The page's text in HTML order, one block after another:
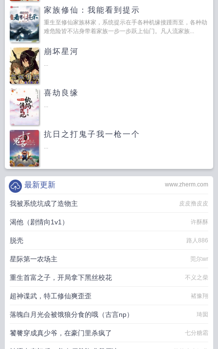
家族修仙：我能看到提示
重生至修仙家族林家，系统提示在手各种机缘接踵而至，各种劫
难危险皆不沾身带着家族一步一步跃上仙门。凡人流家族...
崩坏星河
...
喜劫良缘
...
抗日之打鬼子我一枪一个
...
www.zherm.com
最新更新
我被系统坑成了造物主 皮皮撸皮皮
渴他（剧情向1v1） 许酥酥
脱壳 路人886
星际第一农场主 莞尔wr
重生首富之子，开局拿下黑丝校花 不义之柴
超神谍武，特工修仙爽歪歪 褚豫翔
落魄白月光会被饿狼分食的哦（古言np） 琦囡
饕餮穿成真少爷，在豪门里杀疯了 七分糖霜